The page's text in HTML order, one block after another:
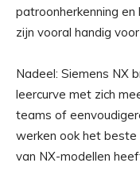
patroonherkenning
zijn vooral handig
Nadeel: Siemens NX
leercurve met zich
teams of
werken ook het
van NX-modellen